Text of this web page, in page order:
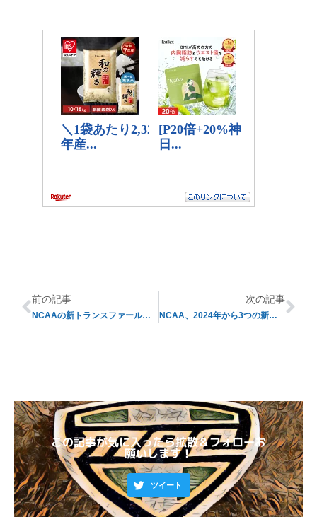
前の記事
NCAAの新トランスファールールに米司法省が物申す【オフシーズン便り#3】
次の記事
NCAA、2024年から3つの新ルールの導入を検討中【オフシーズン便り#5】
この記事が気に入ったら拡散＆フォローお
願いします！
ツイート